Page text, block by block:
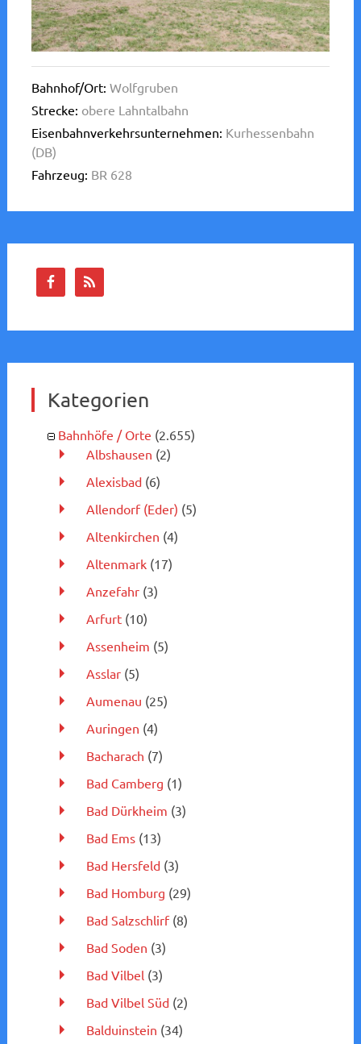
Bahnhof/Ort: Wolfgruben
Strecke: obere Lahntalbahn
Eisenbahnverkehrsunternehmen: Kurhessenbahn
(DB)
Fahrzeug: BR 628
Kategorien
Bahnhöfe / Orte (2.655)
Albshausen (2)
Alexisbad(6)
Allendorf (Eder) (5)
Altenkirchen (4)
Altenmark(17)
Anzefahr(3)
Arfurt(10)
Assenheim (5)
Asslar(5)
Aumenau (25)
Auringen (4)
Bacharach (7)
Bad Camberg (1)
Bad Dürkheim (3)
Bad Ems(13)
Bad Hersfeld(3)
Bad Homburg (29)
Bad Salzschlirf(8)
Bad Soden (3)
Bad Vilbel(3)
Bad Vilbel Süd(2)
Balduinstein (34)